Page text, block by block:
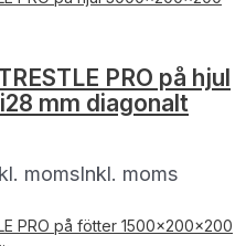
PRO på hjul
mm diagonalt
momsInkl. moms